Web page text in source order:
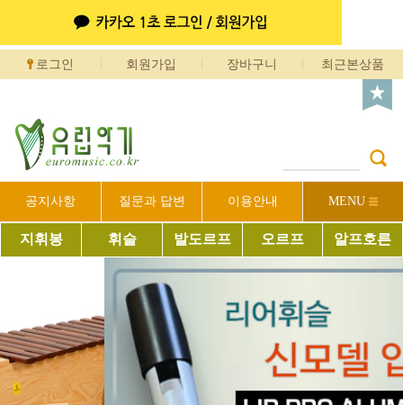
로그인 회원가입 장바구니 최근본상품
공지사항 질문과 답변 이용안내 MENU
지휘봉 휘슬 발도르프 오르프 알프호른